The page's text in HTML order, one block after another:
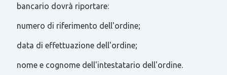
bancario dovrà riportare:
numero di riferimento dell'ordine;
data di effettuazione dell'ordine;
nome e cognome dell'intestatario dell'ordine.